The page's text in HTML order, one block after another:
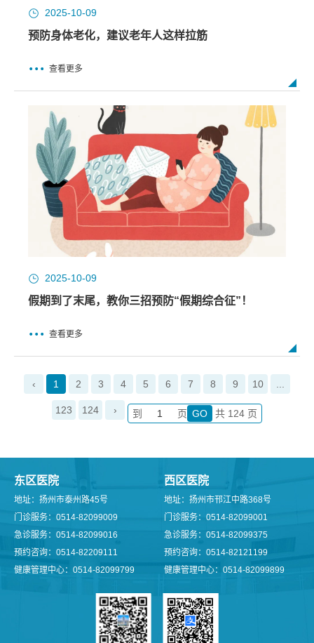
2025-10-09
预防身体老化，建议老年人这样拉筋
查看更多
2025-10-09
假期到了末尾，教你三招预防“假期综合征”！
查看更多
‹ 1 2 3 4 5 6 7 8 9 10 ...
123 124 › 到 页 共 124 页
东区医院
地址：扬州市泰州路45号
门诊服务：0514-82099009
急诊服务：0514-82099016
预约咨询：0514-82209111
健康管理中心：0514-82099799
西区医院
地址：扬州市邗江中路368号
门诊服务：0514-82099001
急诊服务：0514-82099375
预约咨询：0514-82121199
健康管理中心：0514-82099899